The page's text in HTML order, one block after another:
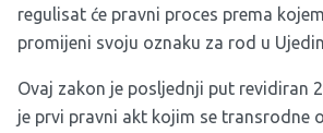
regulisat će pravni proces prema
promijeni svoju oznaku za rod u
Ovaj zakon je posljednji put revidiran
je prvi pravni akt kojim se transrodne